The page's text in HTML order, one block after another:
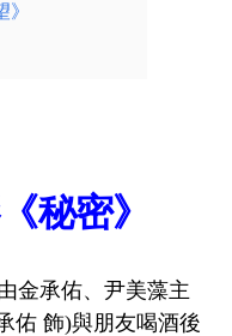
秘密》
金承佑、尹美藻主
佑 飾)與朋友喝酒後